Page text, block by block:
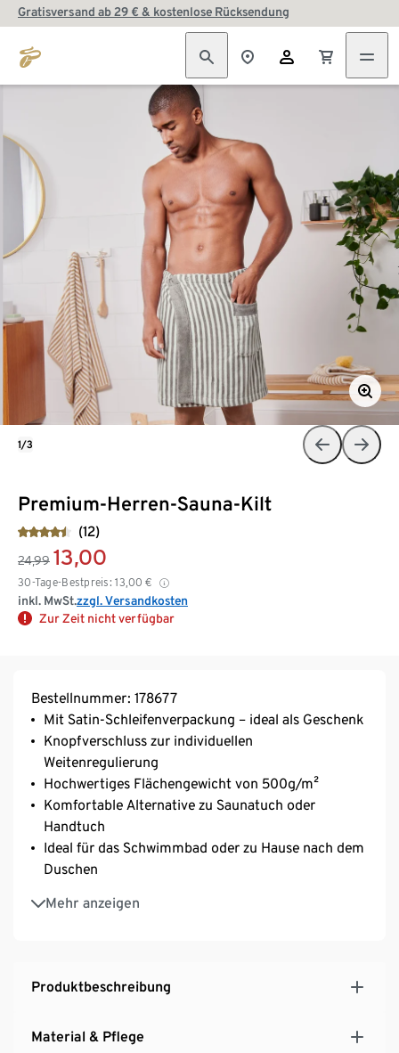
Gratisversand ab 29 € & kostenlose Rücksendung
Premium-Herren-Sauna-Kilt
(12)
24,99 13,00
30-Tage-Bestpreis: 13,00 €
inkl. MwSt.zzgl. Versandkosten
Zur Zeit nicht verfügbar
1/3
Bestellnummer: 178677
Mit Satin-Schleifenverpackung – ideal als Geschenk
Knopfverschluss zur individuellen
Weitenregulierung
Hochwertiges Flächengewicht von 500g/m²
Komfortable Alternative zu Saunatuch oder
Handtuch
Ideal für das Schwimmbad oder zu Hause nach dem
Duschen
Mehr anzeigen
Gummizug im Rücken für einen perfekten Sitz und
hohen Tragekomfort
Produktbeschreibung
Material & Pflege